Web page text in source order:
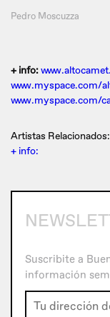
Pedro Moscuzza
+ info:
www.myspace.com/
www.myspace.com/
Artistas Relacionados:
+ info:
Suscribite a
información